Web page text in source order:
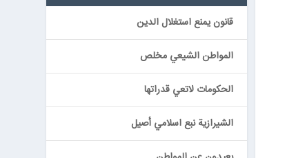
قانون يمنع استغلال الدين
المواطن الشيعي مخلص
الحكومات لاتعي قدراتها
الشيرازية نبع اسلامي أصيل